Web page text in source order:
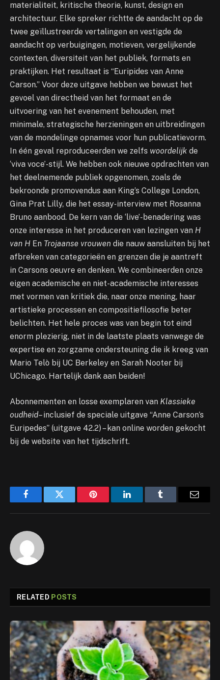
materialiteit, kritische theorie, kunst, design en
architectuur. Elke spreker richtte de aandacht op de
twee geïllustreerde vertalingen en vestigde de
aandacht op verbuigingen, motieven, vergelijkende
contexten, diversiteit van het publiek, formats en
praktijken. Het resultaat is “Euripides van Anne
Carson.” Voor deze uitgave hebben we bewust het
gevoel van directheid van het formaat en de
uitvoering van het evenement behouden, met
minimale, strategische herzieningen en uitbreidingen
van de mondelinge opnames voor hun publicatievorm.
In één geval reproduceerden we zelfs woordelijk de
‘viva voce’-stijl. We hebben ook nieuwe opdrachten van
het deelnemende publiek opgenomen, zoals de
bekroonde promovendus aan King’s College London,
Gina Prat Lilly, die het essay-interview met Rosanna
Bruno aanbood. De kern van de ‘live’-benadering was
onze interesse in het produceren van lezingen van H
van H En Trojaanse vrouwen die nauw aansluiten bij het
afbreken van categorieën en grenzen die je aantreft
in Carsons oeuvre en denken. We combineerden onze
eigen academische en niet-academische interesses
met vormen van kritiek die, naar onze mening, haar
artistieke processen en compositiefilosofie beter
belichten. Het hele proces was van begin tot eind
enorm plezierig, niet in de laatste plaats vanwege de
expertise en zorgzame ondersteuning die ik kreeg van
Mario Telò bij UC Berkeley en Sarah Nooter bij
UChicago. Hartelijk dank aan beiden!
Abonnementen en losse exemplaren van Klassieke
oudheid– inclusief de speciale uitgave “Anne Carson’s
Euripedes” (uitgave 42.2) – kan online worden gekocht
bij de website van het tijdschrift.
FacebookTwitter Pinterest LinkedInTumblr
RELATED POSTS